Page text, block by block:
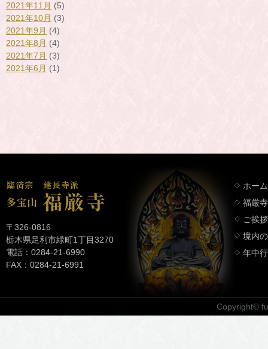
2021年11月 (5)
2021年10月 (3)
2021年9月 (4)
2021年8月 (4)
2021年7月 (3)
2021年6月 (1)
〒326-0816
栃木県足利市緑町1丁目3270
電話：0284-21-6990
FAX：0284-21-6991
ホーム
福厳
ご挨拶
境内
年中
Copyright©